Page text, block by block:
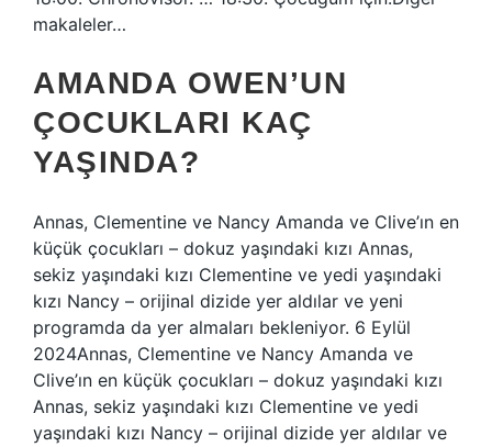
makaleler…
AMANDA OWEN’UN
ÇOCUKLARI KAÇ
YAŞINDA?
Annas, Clementine ve Nancy Amanda ve Clive’ın en
küçük çocukları – dokuz yaşındaki kızı Annas,
sekiz yaşındaki kızı Clementine ve yedi yaşındaki
kızı Nancy – orijinal dizide yer aldılar ve yeni
programda da yer almaları bekleniyor. 6 Eylül
2024Annas, Clementine ve Nancy Amanda ve
Clive’ın en küçük çocukları – dokuz yaşındaki kızı
Annas, sekiz yaşındaki kızı Clementine ve yedi
yaşındaki kızı Nancy – orijinal dizide yer aldılar ve